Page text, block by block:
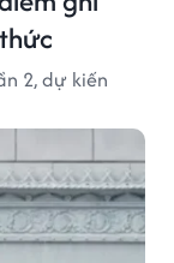
2, dự kiến